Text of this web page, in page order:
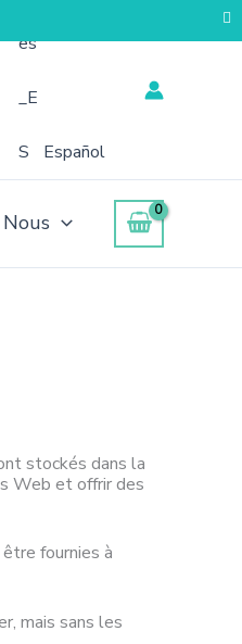
Español
Nous
stockés dans la
Web et offrir des
fournies à
mais sans les